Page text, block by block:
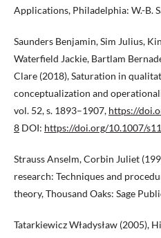
Applications, Philadelphia: W.-B.
Saunders Benjamin, Sim Julius,
Waterfield Jackie, Bartlam
Clare (2018), Saturation in
conceptualization and
vol. 52, s. 1893–1907, https://
8 DOI: https://doi.org/10.1007/
Strauss Anselm, Corbin Juliet
research: Techniques and
theory, Thousand Oaks: Sage
Tatarkiewicz Władysław (2005),